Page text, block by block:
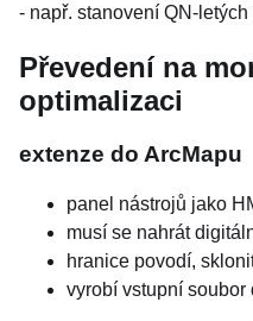
- např. stanovení QN-
Převedení na
optimalizaci
extenze do ArcMapu
panel nástrojů jako
musí se nahrát
hranice povodí,
vyrobí vstupní soubor